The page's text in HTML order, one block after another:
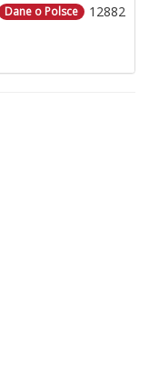
12882
Dane o Polsce